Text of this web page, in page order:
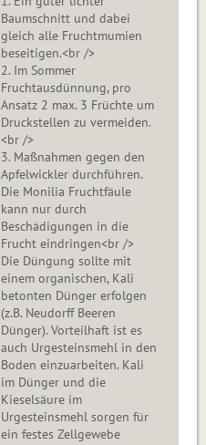
Baumschnitt und dabei
gleich alle Fruchtmumien
beseitigen.<br />
2. Im Sommer
Fruchtausdünnung, pro
Ansatz 2 max. 3 Früchte um
Druckstellen zu vermeiden.
<br />
3. Maßnahmen gegen den
Apfelwickler durchführen.
Die Monilia Fruchtfäule
kann nur durch
Beschädigungen in die
Frucht eindringen<br />
Die Düngung sollte mit
einem organischen, Kali
betonten Dünger erfolgen
(z.B. Neudorff Beeren
Dünger). Vorteilhaft ist es
auch Urgesteinsmehl in den
Boden einzuarbeiten. Kali
im Dünger und die
Kieselsäure im
Urgesteinsmehl sorgen für
ein festes Zellgewebe